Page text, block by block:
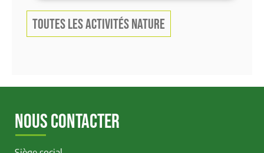
TOUTES LES ACTIVITÉS NATURE
NOUS CONTACTER